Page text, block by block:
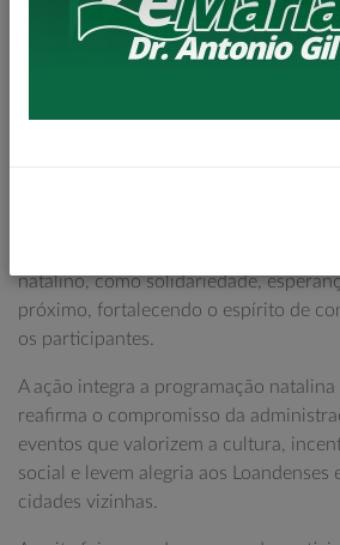
chegada do Papai Noel acompanhada
Busca de um Presente de Natal”,
A apresentação destacou valores
natalino, como solidariedade,
próximo, fortalecendo o espírito de
os participantes.
A ação integra a programação
reafirma o compromisso da
eventos que valorizem a cultura,
social e levem alegria aos Loandenses
cidades vizinhas.